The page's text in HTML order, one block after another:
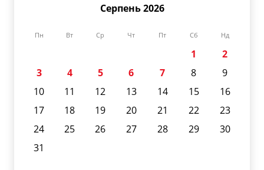
Серпень 2026
Пн Вт Ср Чт Пт Сб Нд
1
2
3
4 5 6 7 8
9
10
11 12 13 14 15
16
17
18 19 20 21 22
23
24
25 26 27 28 29
30
31